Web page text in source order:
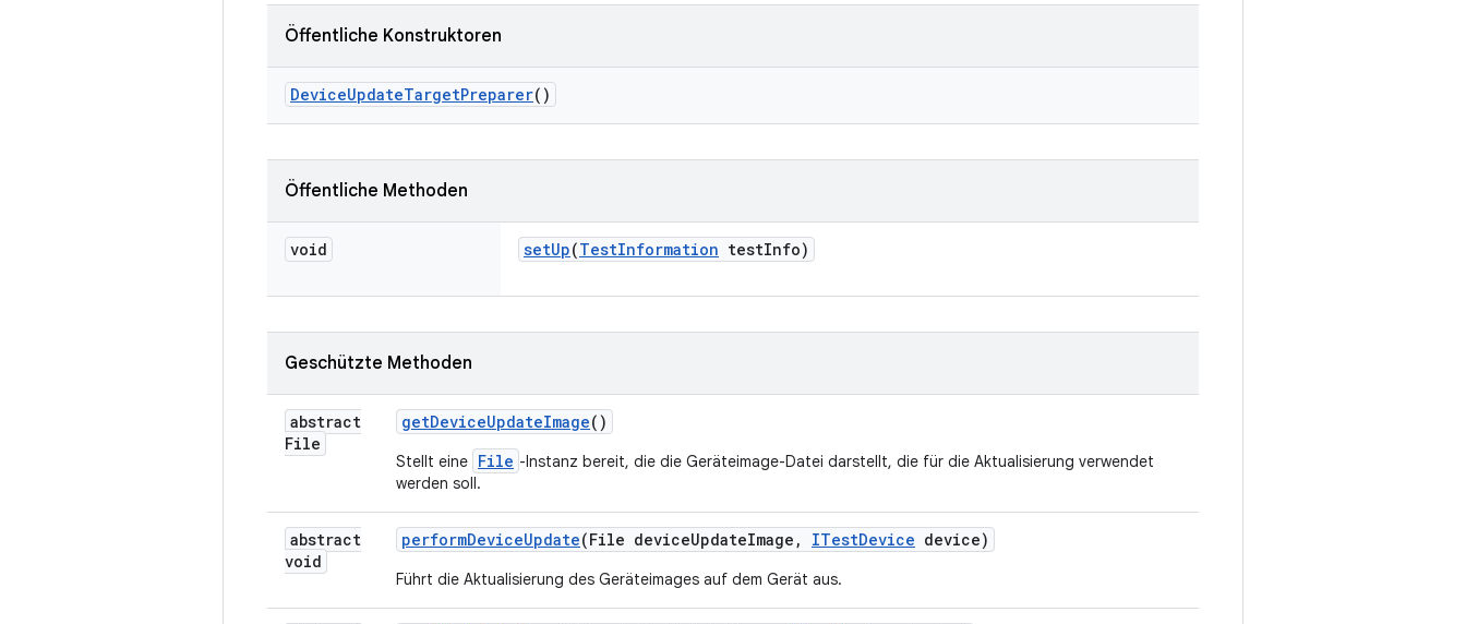
Öffentliche Konstruktoren
DeviceUpdateTargetPreparer()
Öffentliche Methoden
void setUp(TestInformation testInfo)
Geschützte Methoden
abstract
File
getDeviceUpdateImage()
Stellt eine File -Instanz bereit, die die Geräteimage-Datei darstellt, die für die Aktualisierung verwendet
werden soll.
abstract
void
performDeviceUpdate(File deviceUpdateImage , ITestDevice device)
Führt die Aktualisierung des Geräteimages auf dem Gerät aus.